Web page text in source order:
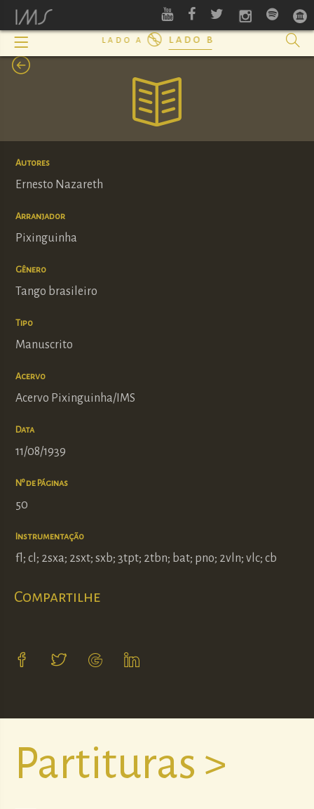
lado a lado b
Autores
Ernesto Nazareth
Arranjador
Pixinguinha
Gênero
Tango brasileiro
Tipo
Manuscrito
Acervo
Acervo Pixinguinha/IMS
Data
11/08/1939
Nº de Páginas
50
Instrumentação
fl; cl; 2sxa; 2sxt; sxb; 3tpt; 2tbn; bat; pno; 2vln; vlc; cb
Compartilhe
Partituras >